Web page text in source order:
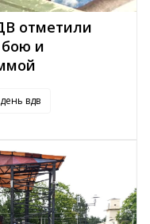
отметили
и
день вдв